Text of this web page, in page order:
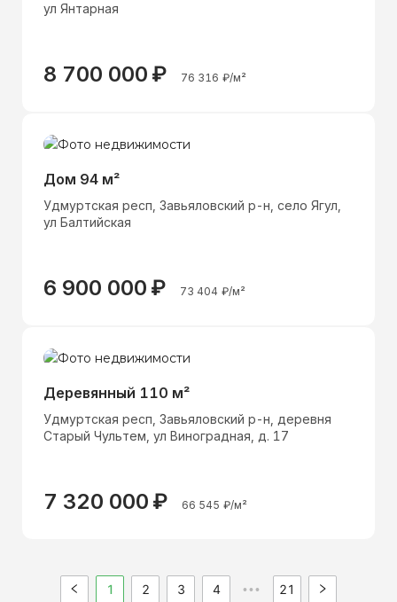
ул Янтарная
8 700 000 ₽ 76 316 ₽/м²
Дом 94 м²
Удмуртская респ, Завьяловский р-н, село Ягул,
ул Балтийская
6 900 000 ₽ 73 404 ₽/м²
Деревянный 110 м²
Удмуртская респ, Завьяловский р-н, деревня
Старый Чультем, ул Виноградная, д. 17
7 320 000 ₽ 66 545 ₽/м²
1 2 3 4 ••• 21